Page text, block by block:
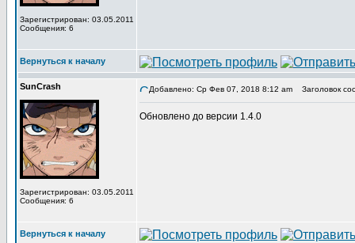
Зарегистрирован: 03.05.2011
Сообщения: 6
Вернуться к началу
SunCrash
Зарегистрирован: 03.05.2011
Сообщения: 6
Добавлено: Ср Фев 07, 2018 8:12 am Заголовок
Обновлено до версии 1.4.0
Вернуться к началу